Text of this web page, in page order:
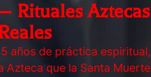
Rituales
años de práctica
que la Santa